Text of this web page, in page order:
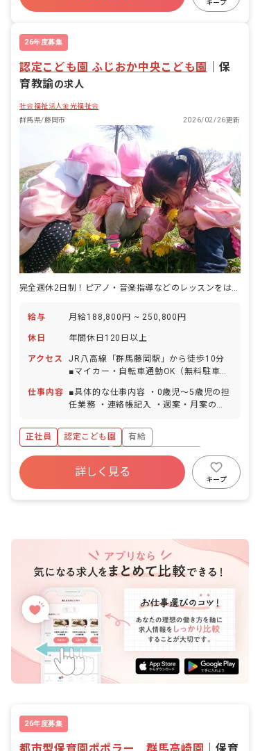
キープ
26年度募集
認定こども園 ふじおか中央こども園
保
育教諭の求人
社会福祉法人金光福祉会
群馬県/藤岡市
2026/02/26更新
給与 月給188,800円 ~ 250,800円
休日 年間休日120日以上
アクセス
JR八高線「群馬藤岡駅」から徒歩10分
■マイカー・自転車通勤OK（無料駐車場
仕事内容
■具体的な仕事内容 ・0歳児～5歳児の担
任業務 ・連絡帳記入 ・週案・月案の作
員＞ 0歳児クラス 20名／職員7名 1歳
児クラス 25名／職員5名 2歳児クラ
ス 30名／職員6名 3歳児クラス 30名
／職員2名 4歳児クラス 35名／職員2名
5歳児クラス 35名／職員2名 ■保育のこ
だわり ・計画されたカリキュラムを遊び
できる環境を整えています。 ・保育者の
資質向上のため、定期的に勉強会に出席
でき、さらに園内で参加可能なピアノの
個人レッスン受講を申し込むことができ
ます。 ・清掃専門職員が在中で、保育の
お仕事に集中できる環境が整っていま
す。
正社員 認定こども園
有給
ボーナス・賞与あり
年間休日120日以上
寮・住宅・家賃補助あり
社会保険完備
詳しく見る
キープ
26年度募集
都市型保育園ポポラー 群馬高崎園 保育